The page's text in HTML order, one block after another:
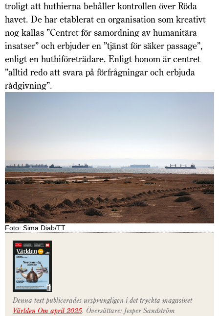
troligt att huthierna behåller kontrollen över Röda
havet. De har etablerat en organisation som kreativt
nog kallas ”Centret för samordning av humanitära
insatser” och erbjuder en ”tjänst för säker passage”,
enligt en huthiföreträdare. Enligt honom är centret
”alltid redo att svara på förfrågningar och erbjuda
rådgivning”.
Foto: Sima Diab/TT
Denna text publicerades ursprungligen i det tryckta magasinet
Världen Om april 2025. Översättare: Jesper Sandström